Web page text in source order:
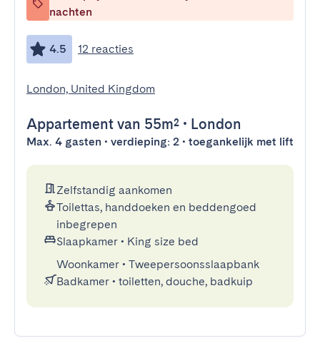
nachten
4.5 12 reacties
London, United Kingdom
Appartement van 55m² • London
Max. 4 gasten • verdieping: 2 • toegankelijk met lift
Zelfstandig aankomen
Toilettas, handdoeken en beddengoed
inbegrepen
Slaapkamer • King size bed
Woonkamer • Tweepersoonsslaapbank
Badkamer • toiletten, douche, badkuip